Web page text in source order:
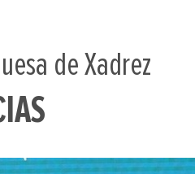
de Xadrez